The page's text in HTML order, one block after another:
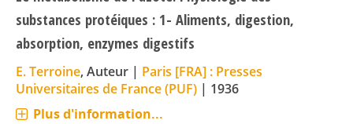
substances protéiques : 1- Aliments, digestion,
absorption, enzymes digestifs
E. Terroine, Auteur | Paris [FRA] : Presses
Universitaires de France (PUF) | 1936
Plus d'information...